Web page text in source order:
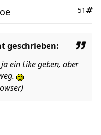
51
geschrieben:
ein Like geben, aber